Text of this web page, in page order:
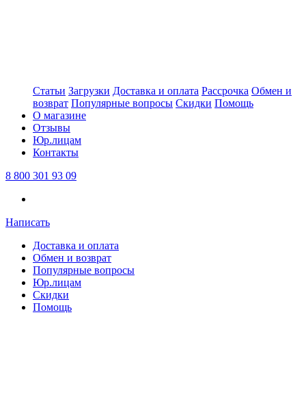
Статьи Загрузки Доставка и оплата Рассрочка Обмен и
возврат Популярные вопросы Скидки Помощь
О магазине
Отзывы
Юр.лицам
Контакты
8 800 301 93 09
Написать
Доставка и оплата
Обмен и возврат
Популярные вопросы
Юр.лицам
Скидки
Помощь